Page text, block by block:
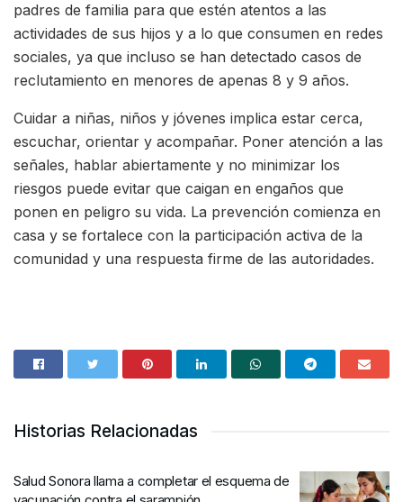
padres de familia para que estén atentos a las
actividades de sus hijos y a lo que consumen en redes
sociales, ya que incluso se han detectado casos de
reclutamiento en menores de apenas 8 y 9 años.
Cuidar a niñas, niños y jóvenes implica estar cerca,
escuchar, orientar y acompañar. Poner atención a las
señales, hablar abiertamente y no minimizar los
riesgos puede evitar que caigan en engaños que
ponen en peligro su vida. La prevención comienza en
casa y se fortalece con la participación activa de la
comunidad y una respuesta firme de las autoridades.
Historias Relacionadas
Salud Sonora llama a completar el esquema de